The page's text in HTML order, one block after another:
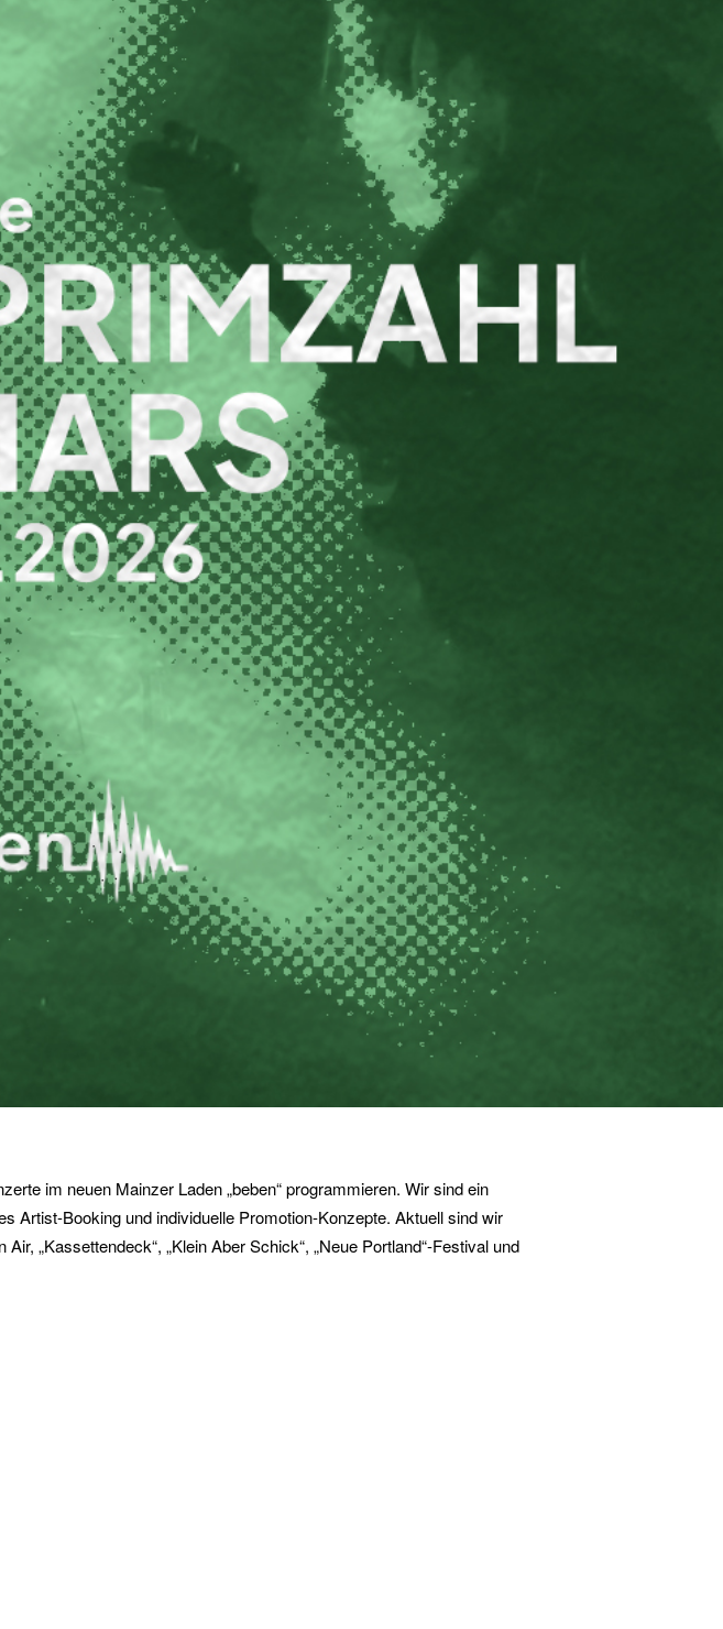
im neuen Mainzer Laden „beben“ programmieren. Wir sind ein
Artist-Booking und individuelle Promotion-Konzepte. Aktuell sind wir
„Kassettendeck“, „Klein Aber Schick“, „Neue Portland“-Festival und